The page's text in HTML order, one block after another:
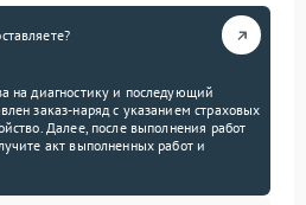
на диагностику и последующий
заказ-наряд с указанием страховых
Далее, после выполнения работ
акт выполненных работ и